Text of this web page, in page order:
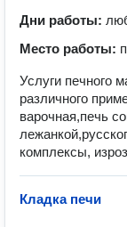
Дни работы:
Место работы:
Услуги печного
различного
варочная,печь
комплексы,
Кладка печи